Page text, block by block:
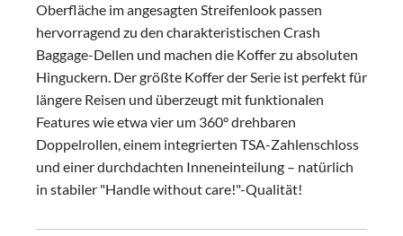
Oberfläche im angesagten Streifenlook passen
hervorragend zu den charakteristischen Crash
Baggage-Dellen und machen die Koffer zu absoluten
Hinguckern. Der größte Koffer der Serie ist perfekt für
längere Reisen und überzeugt mit funktionalen
Features wie etwa vier um 360° drehbaren
Doppelrollen, einem integrierten TSA-Zahlenschloss
und einer durchdachten Inneneinteilung – natürlich
in stabiler "Handle without care!"-Qualität!